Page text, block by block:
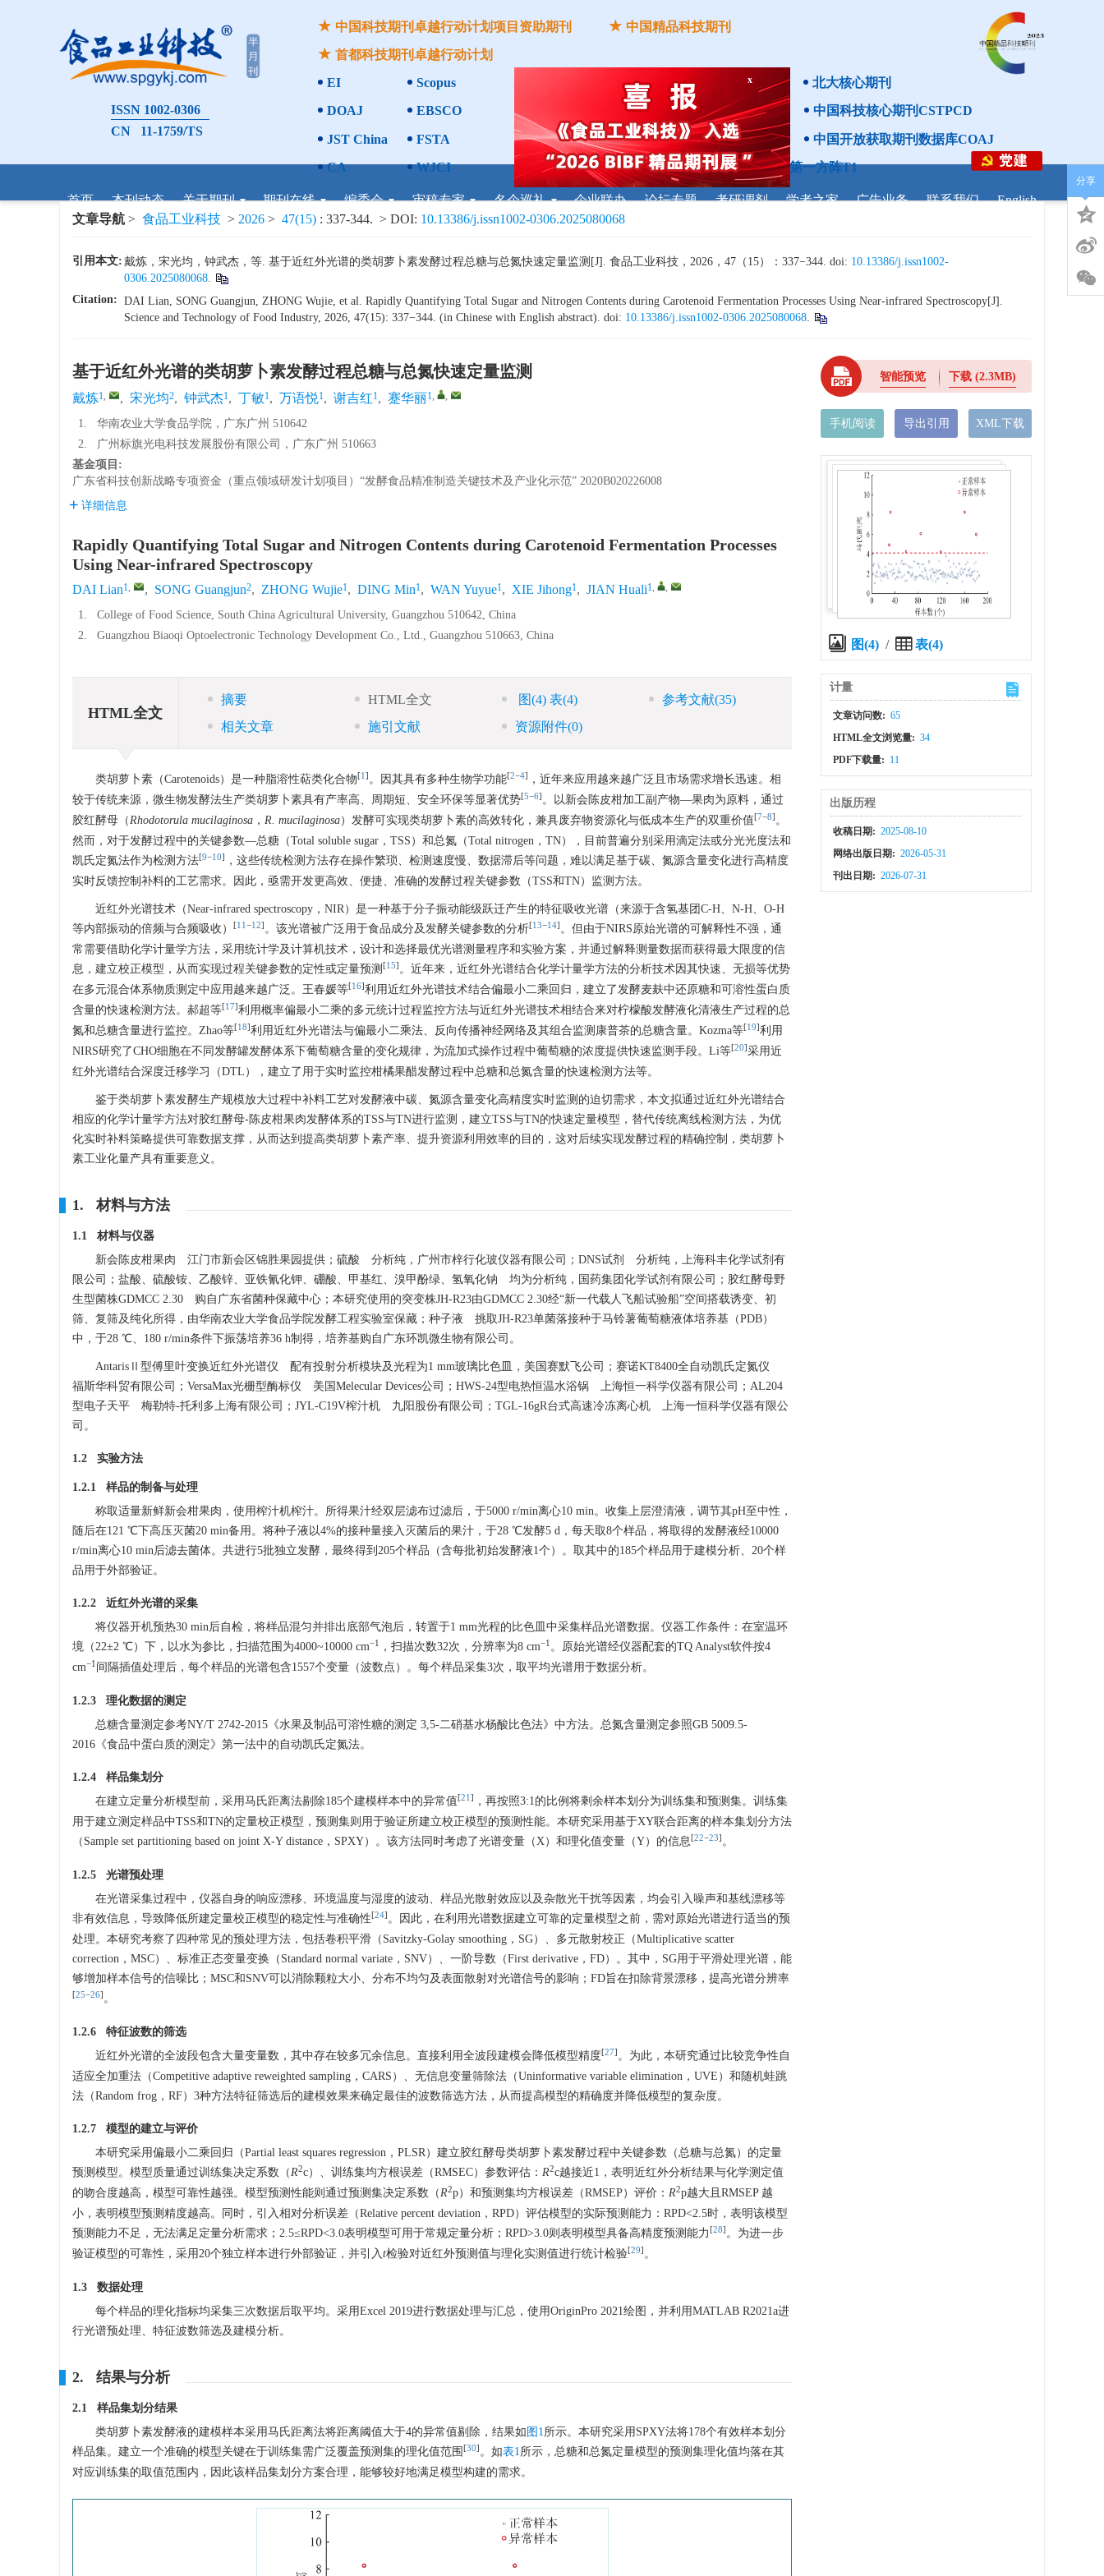
ISSN 1002-0306
CN 11-1759/TS
中国科技期刊卓越行动计划项目资助期刊
中国精品科技期刊
首都科技期刊卓越行动计划
EI
Scopus Global Health
北大核心期刊
DOAJ
EBSCO 中国核心学术期刊RCCSE A+ 中国科技核心期刊CSTPCD
JST China FSTA 中国农林核心期刊
中国开放获取期刊数据库COAJ
CA
WJCI 食品科学与工程领域高质量科技期刊分级目录第一方阵T1
首页 本刊动态 关于期刊 期刊在线 编委会 审稿专家 名企巡礼 企业联办 论坛专题 考研调剂 学者之家 广告业务 联系我们
English
文章导航 > 食品工业科技 > 2026 > 47(15) : 337-344. > DOI: 10.13386/j.issn1002-0306.2025080068
引用本文: 戴炼，宋光均，钟武杰，等. 基于近红外光谱的类胡萝卜素发酵过程总糖与总氮快速定量监测[J]. 食品工业科技，2026，47（15）：337−344. doi: 10.13386/j.issn1002-
0306.2025080068.
Citation: DAI Lian, SONG Guangjun, ZHONG Wujie, et al. Rapidly Quantifying Total Sugar and Nitrogen Contents during Carotenoid Fermentation Processes Using Near-infrared Spectroscopy[J].
Science and Technology of Food Industry, 2026, 47(15): 337−344. (in Chinese with English abstract). doi: 10.13386/j.issn1002-0306.2025080068.
基于近红外光谱的类胡萝卜素发酵过程总糖与总氮快速定量监测
戴炼1, , 宋光均2, 钟武杰1, 丁敏1, 万语悦1, 谢吉红1, 蹇华丽1, ,
1.
华南农业大学食品学院，广东广州 510642
2.
广州标旗光电科技发展股份有限公司，广东广州 510663
基金项目:
广东省科技创新战略专项资金（重点领域研发计划项目）“发酵食品精准制造关键技术及产业化示范” 2020B020226008
详细信息
Rapidly Quantifying Total Sugar and Nitrogen Contents during Carotenoid Fermentation Processes
Using Near-infrared Spectroscopy
DAI Lian1, , SONG Guangjun2, ZHONG Wujie1, DING Min1, WAN Yuyue1, XIE Jihong1, JIAN Huali1, ,
1.
College of Food Science, South China Agricultural University, Guangzhou 510642, China
2.
Guangzhou Biaoqi Optoelectronic Technology Development Co., Ltd., Guangzhou 510663, China
HTML全文
摘要 HTML全文 图(4) 表(4) 参考文献(35)
相关文章
施引文献 资源附件(0)
类胡萝卜素（Carotenoids）是一种脂溶性萜类化合物[1 ] 。因其具有多种生物学功能[2−4]
，近年来应用越来越广泛且市场需求增长迅速。相
较于传统来源，微生物发酵法生产类胡萝卜素具有产率高、周期短、安全环保等显著优势[5−6] 。以新会陈皮柑加工副产物—果肉为原料，通过
胶红酵母（Rhodotorula mucilaginosa ， R. mucilaginosa）发酵可实现类胡萝卜素的高效转化，兼具废弃物资源化与低成本生产的双重价值[7−8] 。
然而，对于发酵过程中的关键参数—总糖（Total soluble sugar，TSS）和总氮（Total nitrogen，TN），目前普遍分别采用滴定法或分光光度法和
凯氏定氮法作为检测方法[9−10]
，这些传统检测方法存在操作繁琐、检测速度慢、数据滞后等问题，难以满足基于碳、氮源含量变化进行高精度
实时反馈控制补料的工艺需求。因此，亟需开发更高效、便捷、准确的发酵过程关键参数（TSS和TN）监测方法。
近红外光谱技术（Near-infrared spectroscopy，NIR）是一种基于分子振动能级跃迁产生的特征吸收光谱（来源于含氢基团C-H、N-H、O-H
等内部振动的倍频与合频吸收）
[11 −12] 。该光谱被广泛用于食品成分及发酵关键参数的分析[13−14] 。但由于NIRS原始光谱的可解释性不强，通
常需要借助化学计量学方法，采用统计学及计算机技术，设计和选择最优光谱测量程序和实验方案，并通过解释测量数据而获得最大限度的信
息，建立校正模型，从而实现过程关键参数的定性或定量预测 [15] 。近年来，近红外光谱结合化学计量学方法的分析技术因其快速、无损等优势
在多元混合体系物质测定中应用越来越广泛。王春媛等[16]利用近红外光谱技术结合偏最小二乘回归，建立了发酵麦麸中还原糖和可溶性蛋白质
含量的快速检测方法。郝超等[17]利用概率偏最小二乘的多元统计过程监控方法与近红外光谱技术相结合来对柠檬酸发酵液化清液生产过程的总
氮和总糖含量进行监控。Zhao等[18]利用近红外光谱法与偏最小二乘法、反向传播神经网络及其组合监测康普茶的总糖含量。Kozma等[19]利用
NIRS研究了CHO细胞在不同发酵罐发酵体系下葡萄糖含量的变化规律，为流加式操作过程中葡萄糖的浓度提供快速监测手段。Li等[20]采用近
红外光谱结合深度迁移学习（DTL），建立了用于实时监控柑橘果醋发酵过程中总糖和总氮含量的快速检测方法等。
鉴于类胡萝卜素发酵生产规模放大过程中补料工艺对发酵液中碳、氮源含量变化高精度实时监测的迫切需求，本文拟通过近红外光谱结合
相应的化学计量学方法对胶红酵母-陈皮柑果肉发酵体系的TSS与TN进行监测，建立TSS与TN的快速定量模型，替代传统离线检测方法，为优
化实时补料策略提供可靠数据支撑，从而达到提高类胡萝卜素产率、提升资源利用效率的目的，这对后续实现发酵过程的精确控制，类胡萝卜
素工业化量产具有重要意义。
1. 材料与方法
1.1 材料与仪器
新会陈皮柑果肉 江门市新会区锦胜果园提供；硫酸 分析纯，广州市梓行化玻仪器有限公司；DNS试剂 分析纯，上海科丰化学试剂有
限公司；盐酸、硫酸铵、乙酸锌、亚铁氰化钾、硼酸、甲基红、溴甲酚绿、氢氧化钠 均为分析纯，国药集团化学试剂有限公司；胶红酵母野
生型菌株GDMCC 2.30 购自广东省菌种保藏中心；本研究使用的突变株JH-R23由GDMCC 2.30经“新一代载人飞船试验船”空间搭载诱变、初
筛、复筛及纯化所得，由华南农业大学食品学院发酵工程实验室保藏；种子液 挑取JH-R23单菌落接种于马铃薯葡萄糖液体培养基（PDB）
中，于28 ℃、180 r/min条件下振荡培养36 h制得，培养基购自广东环凯微生物有限公司。
AntarisⅡ型傅里叶变换近红外光谱仪 配有投射分析模块及光程为1 mm玻璃比色皿，美国赛默飞公司；赛诺KT8400全自动凯氏定氮仪
福斯华科贸有限公司；VersaMax光栅型酶标仪 美国Melecular Devices公司；HWS-24型电热恒温水浴锅 上海恒一科学仪器有限公司；AL204
型电子天平 梅勒特-托利多上海有限公司；JYL-C19V榨汁机 九阳股份有限公司；TGL-16gR台式高速冷冻离心机 上海一恒科学仪器有限公
司。
1.2 实验方法
1.2.1 样品的制备与处理
称取适量新鲜新会柑果肉，使用榨汁机榨汁。所得果汁经双层滤布过滤后，于5000 r/min离心10 min。收集上层澄清液，调节其pH至中性，
随后在121 ℃下高压灭菌20 min备用。将种子液以4%的接种量接入灭菌后的果汁，于28 ℃发酵5 d，每天取8个样品，将取得的发酵液经10000
r/min离心10 min后滤去菌体。共进行5批独立发酵，最终得到205个样品（含每批初始发酵液1个）。取其中的185个样品用于建模分析、20个样
品用于外部验证。
1.2.2 近红外光谱的采集
将仪器开机预热30 min后自检，将样品混匀并排出底部气泡后，转置于1 mm光程的比色皿中采集样品光谱数据。仪器工作条件：在室温环
境（22±2 ℃）下，以水为参比，扫描范围为4000~10000 cm−1 ，扫描次数32次，分辨率为8 cm−1 。原始光谱经仪器配套的TQ Analyst软件按4
cm−1 间隔插值处理后，每个样品的光谱包含1557个变量（波数点）。每个样品采集3次，取平均光谱用于数据分析。
1.2.3 理化数据的测定
总糖含量测定参考NY/T 2742-2015《水果及制品可溶性糖的测定 3,5-二硝基水杨酸比色法》中方法。总氮含量测定参照GB 5009.5-
2016《食品中蛋白质的测定》第一法中的自动凯氏定氮法。
1.2.4 样品集划分
在建立定量分析模型前，采用马氏距离法剔除185个建模样本中的异常值[21 ]
，再按照3:1的比例将剩余样本划分为训练集和预测集。训练集
用于建立测定样品中TSS和TN的定量校正模型，预测集则用于验证所建立校正模型的预测性能。本研究采用基于XY联合距离的样本集划分方法
（Sample set partitioning based on joint X-Y distance，SPXY）。该方法同时考虑了光谱变量（X）和理化值变量（Y）的信息[22−23] 。
1.2.5 光谱预处理
在光谱采集过程中，仪器自身的响应漂移、环境温度与湿度的波动、样品光散射效应以及杂散光干扰等因素，均会引入噪声和基线漂移等
非有效信息，导致降低所建定量校正模型的稳定性与准确性[24] 。因此，在利用光谱数据建立可靠的定量模型之前，需对原始光谱进行适当的预
处理。本研究考察了四种常见的预处理方法，包括卷积平滑（Savitzky-Golay smoothing，SG）、多元散射校正（Multiplicative scatter
correction，MSC）、标准正态变量变换（Standard normal variate，SNV）、一阶导数（First derivative，FD）。其中，SG用于平滑处理光谱，能
够增加样本信号的信噪比；MSC和SNV可以消除颗粒大小、分布不均匀及表面散射对光谱信号的影响；FD旨在扣除背景漂移，提高光谱分辨率
[25−26] 。
1.2.6 特征波数的筛选
近红外光谱的全波段包含大量变量数，其中存在较多冗余信息。直接利用全波段建模会降低模型精度[27] 。为此，本研究通过比较竞争性自
适应全加重法（Competitive adaptive reweighted sampling，CARS）、无信息变量筛除法（Uninformative variable elimination，UVE）和随机蛙跳
法（Random frog，RF）3种方法特征筛选后的建模效果来确定最佳的波数筛选方法，从而提高模型的精确度并降低模型的复杂度。
1.2.7 模型的建立与评价
本研究采用偏最小二乘回归（Partial least squares regression，PLSR）建立胶红酵母类胡萝卜素发酵过程中关键参数（总糖与总氮）的定量
预测模型。模型质量通过训练集决定系数（R2c）、训练集均方根误差（RMSEC）参数评估： R2c越接近1，表明近红外分析结果与化学测定值
的吻合度越高，模型可靠性越强。模型预测性能则通过预测集决定系数（R2p）和预测集均方根误差（RMSEP）评价： R2p越大且RMSEP 越
小，表明模型预测精度越高。同时，引入相对分析误差（Relative percent deviation，RPD）评估模型的实际预测能力：RPD<2.5时，表明该模型
预测能力不足，无法满足定量分析需求；2.5≤RPD<3.0表明模型可用于常规定量分析；RPD>3.0则表明模型具备高精度预测能力 [28] 。为进一步
验证模型的可靠性，采用20个独立样本进行外部验证，并引入t检验对近红外预测值与理化实测值进行统计检验[29] 。
1.3 数据处理
每个样品的理化指标均采集三次数据后取平均。采用Excel 2019进行数据处理与汇总，使用OriginPro 2021绘图，并利用MATLAB R2021a进
行光谱预处理、特征波数筛选及建模分析。
2. 结果与分析
2.1 样品集划分结果
类胡萝卜素发酵液的建模样本采用马氏距离法将距离阈值大于4的异常值剔除，结果如 图1所示。本研究采用SPXY法将178个有效样本划分
样品集。建立一个准确的模型关键在于训练集需广泛覆盖预测集的理化值范围 [30] 。如表1所示，总糖和总氮定量模型的预测集理化值均落在其
对应训练集的取值范围内，因此该样品集划分方案合理，能够较好地满足模型构建的需求。
智能预览 下载(2.3MB)
手机阅读 导出引用 XML下载
图(4) / 表(4)
计量
文章访问数: 65
HTML全文浏览量: 34
PDF下载量: 11
出版历程
收稿日期: 2025-08-10
网络出版日期: 2026-05-31
刊出日期: 2026-07-31
分享